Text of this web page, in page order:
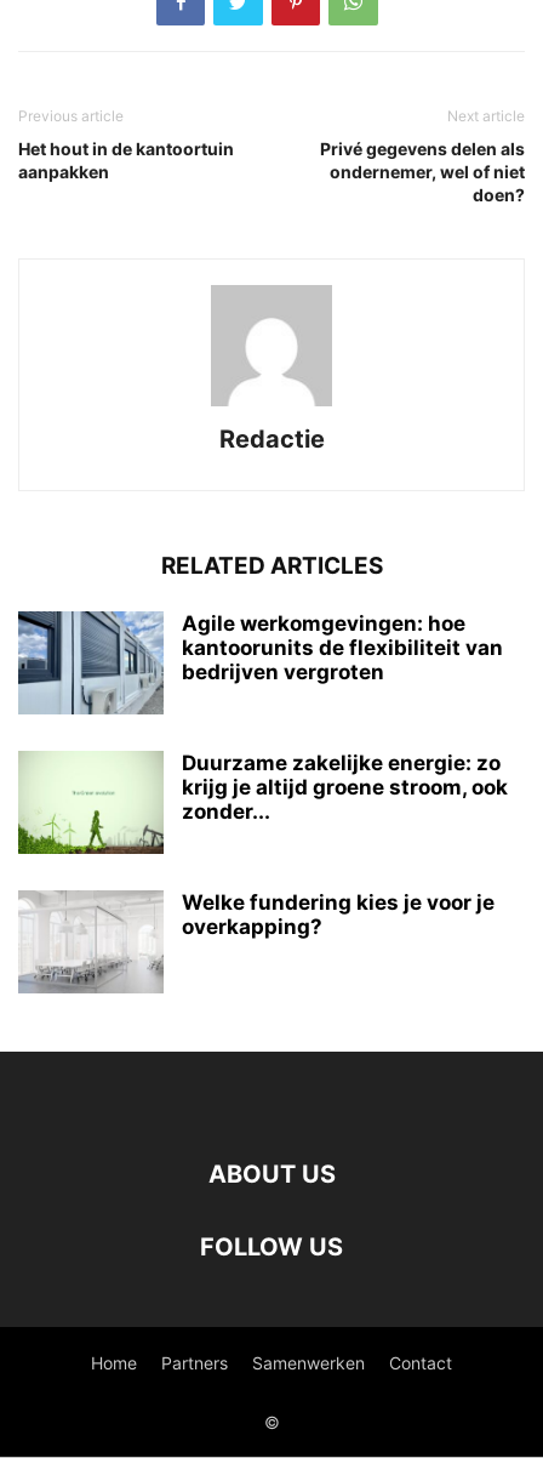
Previous article
Het hout in de kantoortuin
aanpakken
Next article
Privé gegevens delen als
ondernemer, wel of niet
doen?
Redactie
RELATED ARTICLES
Agile werkomgevingen: hoe
kantoorunits de flexibiliteit van
bedrijven vergroten
Duurzame zakelijke energie: zo
krijg je altijd groene stroom, ook
zonder...
Welke fundering kies je voor je
overkapping?
ABOUT US
FOLLOW US
Home Partners Samenwerken Contact
©